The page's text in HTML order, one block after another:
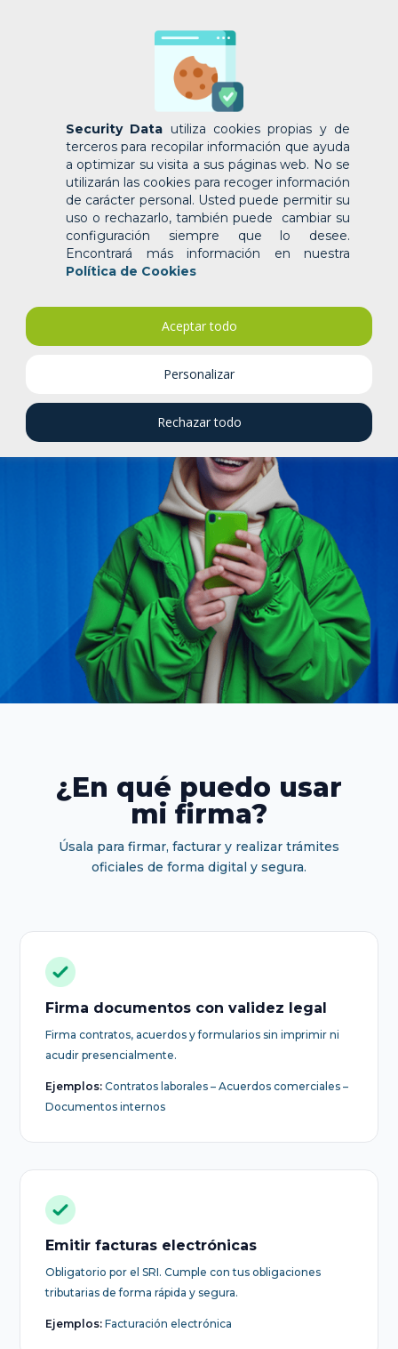
Security Data utiliza cookies propias y de
terceros para recopilar información que ayuda
a optimizar su visita a sus páginas web. No se
utilizarán las cookies para recoger información
de carácter personal. Usted puede permitir su
uso o rechazarlo, también puede cambiar su
configuración siempre que lo desee.
Encontrará más información en nuestra
Política de Cookies
Personalizar
Rechazar todo
Aceptar todo
¿Por qué elegir tufirma
electrónicacon nosotros?
App móvil, firmadores gratuitos, plan de
recompensas y muchos más beneficios que solo
nosotros podemos ofrecer.
¿En qué puedo usar
mi firma?
Úsala para firmar, facturar y realizar trámites
oficiales de forma digital y segura.
Firma documentos con validez legal
Firma contratos, acuerdos y formularios sin imprimir ni
acudir presencialmente.
Ejemplos: Contratos laborales – Acuerdos comerciales –
Documentos internos
Emitir facturas electrónicas
Obligatorio por el SRI. Cumple con tus obligaciones
tributarias de forma rápida y segura.
Ejemplos: Facturación electrónica